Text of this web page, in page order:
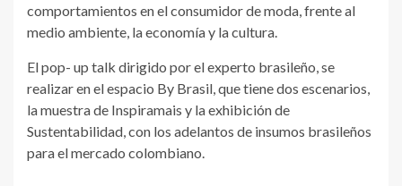
comportamientos en el consumidor de moda, frente al
medio ambiente, la economía y la cultura.
El pop- up talk dirigido por el experto brasileño, se
realizar en el espacio By Brasil, que tiene dos escenarios,
la muestra de Inspiramais y la exhibición de
Sustentabilidad, con los adelantos de insumos brasileños
para el mercado colombiano.